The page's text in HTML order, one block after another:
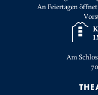
An Feiertagen
Am